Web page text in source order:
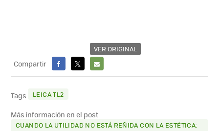
VER ORIGINAL
Compartir
FACEBOOK
X
E-
Tags LEICA TL2
Más información en el post
CUANDO LA UTILIDAD NO ESTÁ REÑIDA CON LA ESTÉTICA: